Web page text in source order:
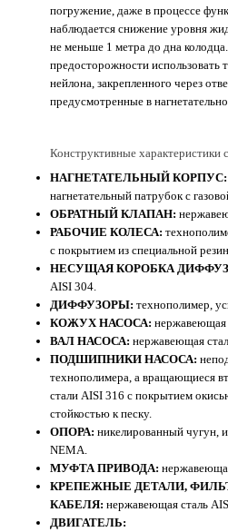
погружение, даже в процессе
наблюдается снижение уровня
не меньше 1 метра до дна
предосторожности использовать
нейлона, закрепленного через
предусмотренные в
Конструктивные характеристики
НАГНЕТАТЕЛЬНЫЙ КОРПУС:
нагнетательный патрубок с
ОБРАТНЫЙ КЛАПАН:
РАБОЧИЕ КОЛЕСА:
с покрытием из специальной
НЕСУЩАЯ КОРОБКА
AISI 304.
ДИФФУЗОРЫ: технополимер,
КОЖУХ НАСОСА: нержавеющая
ВАЛ НАСОСА: нержавеющая
ПОДШИПНИКИ НАСОСА:
технополимера, а вращающиеся
стали AISI 316 с покрытием
стойкостью к песку.
ОПОРА: никелированный чугун,
NEMA.
МУФТА ПРИВОДА:
КРЕПЕЖНЫЕ ДЕТАЛИ,
КАБЕЛЯ: нержавеющая сталь
ДВИГАТЕЛЬ: